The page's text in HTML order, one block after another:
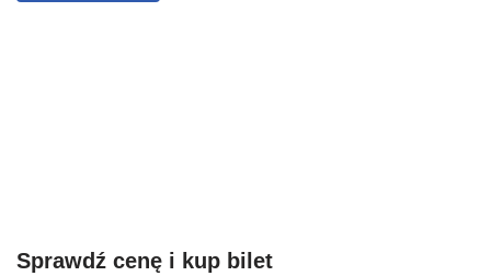
Sprawdź cenę i kup bilet